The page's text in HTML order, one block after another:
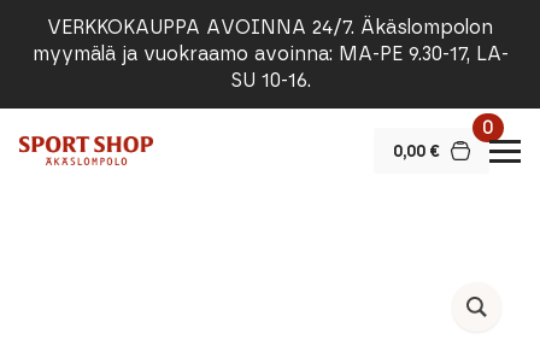
VERKKOKAUPPA AVOINNA 24/7. Äkäslompolon
myymälä ja vuokraamo avoinna: MA-PE 9.30-17, LA-
SU 10-16.
0,00 €
0